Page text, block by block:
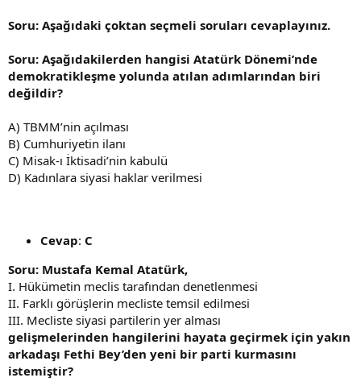
Soru: Aşağıdaki çoktan seçmeli soruları cevaplayınız.
Soru: Aşağıdakilerden hangisi Atatürk Dönemi’nde
demokratikleşme yolunda atılan adımlarından biri
değildir?
A) TBMM’nin açılması
B) Cumhuriyetin ilanı
C) Misak-ı İktisadi’nin kabulü
D) Kadınlara siyasi haklar verilmesi
Cevap: C
Soru: Mustafa Kemal Atatürk,
I. Hükümetin meclis tarafından denetlenmesi
II. Farklı görüşlerin mecliste temsil edilmesi
III. Mecliste siyasi partilerin yer alması
gelişmelerinden hangilerini hayata geçirmek için yakın
arkadaşı Fethi Bey’den yeni bir parti kurmasını
istemiştir?